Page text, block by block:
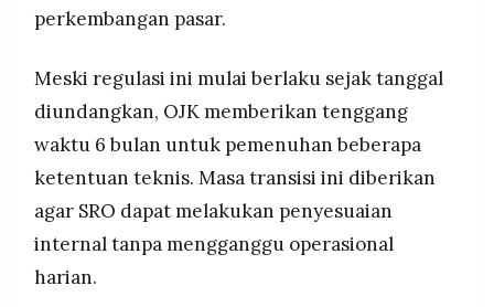
perkembangan pasar.
Meski regulasi ini mulai berlaku sejak tanggal
diundangkan, OJK memberikan tenggang
waktu 6 bulan untuk pemenuhan beberapa
ketentuan teknis. Masa transisi ini diberikan
agar SRO dapat melakukan penyesuaian
internal tanpa mengganggu operasional
harian.